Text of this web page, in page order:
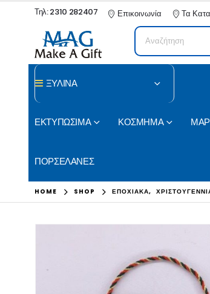
Τηλ: 2310 282407 Επικοινωνία Τα
ΞΥΛΙΝΑ
ΕΚΤΥΠΩΣΙΜΑ ΚΟΣΜΗΜΑ
ΠΟΡΣΕΛΑΝΕΣ
HOME SHOP ΕΠΟΧΙΑΚΑ,